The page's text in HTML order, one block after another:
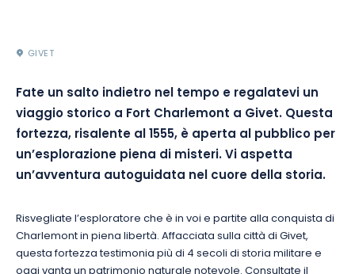
GIVET
Fate un salto indietro nel tempo e regalatevi un
viaggio storico a Fort Charlemont a Givet. Questa
fortezza, risalente al 1555, è aperta al pubblico per
un’esplorazione piena di misteri. Vi aspetta
un’avventura autoguidata nel cuore della storia.
Risvegliate l’esploratore che è in voi e partite alla conquista di
Charlemont in piena libertà. Affacciata sulla città di Givet,
questa fortezza testimonia più di 4 secoli di storia militare e